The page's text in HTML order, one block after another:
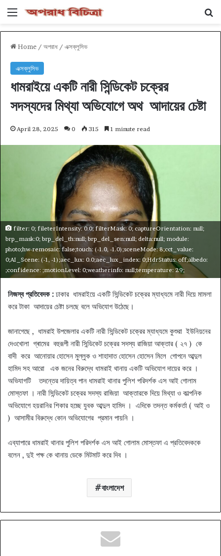
Menu
Home / অপরাধ / এক্সক্লুসিভ
এক্সক্লুসিভ
ধামরাইয়ে একটি নারী সিন্ডিকেট চক্রের
সদস্যদের মিথ্যা অভিযোগে অথ আদায়ের চেষ্টা
April 28, 2025 0 315 1 minute read
filter: 0; fileterIntensity: 0.0; filterMask: 0; captureOrientation: null;
brp_mask:0; brp_del_th:null; brp_del_sen:null; delta:null; module:
photo;hw-remosaic: false;touch: (-1.0, -1.0);sceneMode: 8;cct_value:
0;AI_Scene: (-1, -1);aec_lux: 0.0;aec_lux_index: 0;HdrStatus: off;albedo:
;confidence: ;motionLevel: 0;weatherinfo: null;temperature: 29;
নিজস্ব প্রতিবেদক : ঢাকার ধামরাইয়ে একটি সিন্ডিকেট চক্রের ম্যাধ্যমে নারী দিয়ে মামলা
করে টাকা আদায়ের চেষ্টা চলছে বলে অভিযোগ উঠেছে।
জানাগেছে , ধামরাই উপজেলার একটি নারী সিন্ডিকেট চক্রের ম্যাধ্যমে কুশুরা ইউনিয়নের
দেওখোলা গ্ৰামের বহুরূপী নারী সিন্ডিকেট চক্রের সদস্য রাজিয়া আক্তার ( ২৭ ) কে
বাদী করে আনোয়ার হোসেন মুল্লুক ও শাহাদাত হোসেন হোসেন মিলে গোপনে আব্দুল
হামিদ সহ আরো এক জনের বিরুদ্ধে ধামরাই থানায় একটি অভিযোগ দায়ের করে ।
অভিযাগটি তদন্তের দায়িত্ব পান ধামরাই থানার পুলিশ পরিদর্শক এস আই গোলাম
মোস্তফা । নারী সিন্ডিকেট চক্রের সদস্য রাজিয়া আক্তারকে দিয়ে মিথ্যা ও কাল্পনিক
অভিযোগে হয়রানির শিকার হচ্ছে যুবক আব্দুল হামিদ । এদিকে তদন্ত কর্মকর্তা ( আই ও
) আসামীর বিরুদ্ধে কোন অভিযোগের প্রমান পায়নি ।
এব্যাপারে ধামরাই থানার পুলিশ পরিদর্শক এস আই গোলাম মোস্তফা এ প্রতিবেদককে
বলেন , দুই পক্ষ কে থানায় ডেকে মিটমাট করে দিব ।
বাংলাদেশ